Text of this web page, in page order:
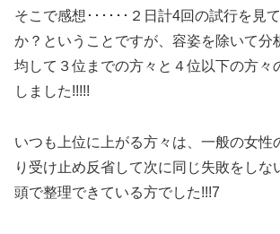
そこで感想･･････２日計4回の試行を見
か？ということですが、容姿を除いて分
均して３位までの方々と４位以下の方々
しました!!!!!
いつも上位に上がる方々は、一般の女性
り受け止め反省して次に同じ失敗をしな
頭で整理できている方でした!!!7